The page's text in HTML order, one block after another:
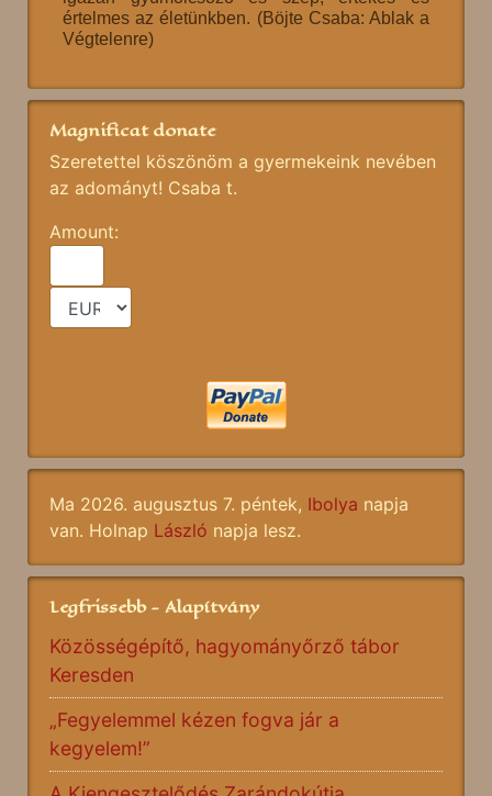
értelmes az életünkben. (Böjte Csaba: Ablak a
Végtelenre)
Magnificat donate
Szeretettel köszönöm a gyermekeink nevében
az adományt! Csaba t.
Amount:
Ma 2026. augusztus 7. péntek, Ibolya napja
van. Holnap László napja lesz.
Legfrissebb - Alapítvány
Közösségépítő, hagyományőrző tábor
Keresden
„Fegyelemmel kézen fogva jár a
kegyelem!”